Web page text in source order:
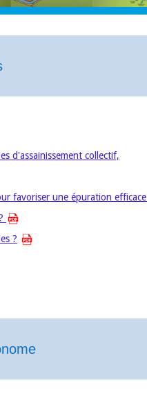
d'assainissement collectif,
favoriser une épuration efficace
?